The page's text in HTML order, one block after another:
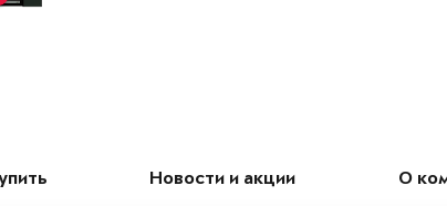
Новости и акции О